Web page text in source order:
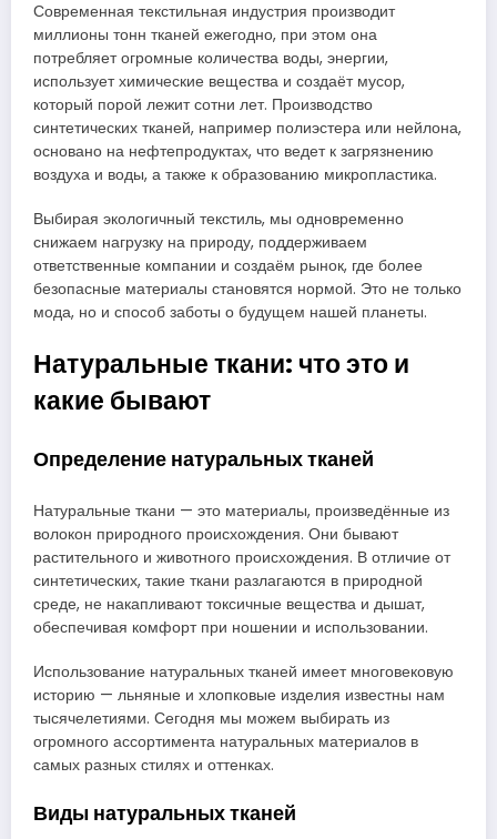
Современная текстильная индустрия производит
миллионы тонн тканей ежегодно, при этом она
потребляет огромные количества воды, энергии,
использует химические вещества и создаёт мусор,
который порой лежит сотни лет. Производство
синтетических тканей, например полиэстера или нейлона,
основано на нефтепродуктах, что ведет к загрязнению
воздуха и воды, а также к образованию микропластика.
Выбирая экологичный текстиль, мы одновременно
снижаем нагрузку на природу, поддерживаем
ответственные компании и создаём рынок, где более
безопасные материалы становятся нормой. Это не только
мода, но и способ заботы о будущем нашей планеты.
Натуральные ткани: что это и
какие бывают
Определение натуральных тканей
Натуральные ткани — это материалы, произведённые из
волокон природного происхождения. Они бывают
растительного и животного происхождения. В отличие от
синтетических, такие ткани разлагаются в природной
среде, не накапливают токсичные вещества и дышат,
обеспечивая комфорт при ношении и использовании.
Использование натуральных тканей имеет многовековую
историю — льняные и хлопковые изделия известны нам
тысячелетиями. Сегодня мы можем выбирать из
огромного ассортимента натуральных материалов в
самых разных стилях и оттенках.
Виды натуральных тканей